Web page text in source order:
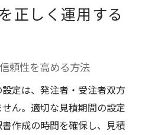
層化で利益を最大化す
を明確化した見積作成の
正しく運用する
頼性を高める方法
定は、発注者・受注者双方
ん。適切な見積期間の設定
作成の時間を確保し、見積